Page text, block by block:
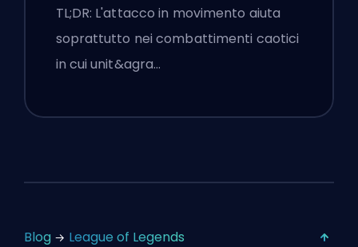
Impostazioni
TL;DR: L'attacco in movimento aiuta
soprattutto nei combattimenti caotici
in cui unit&agra…
Blog League of Legends